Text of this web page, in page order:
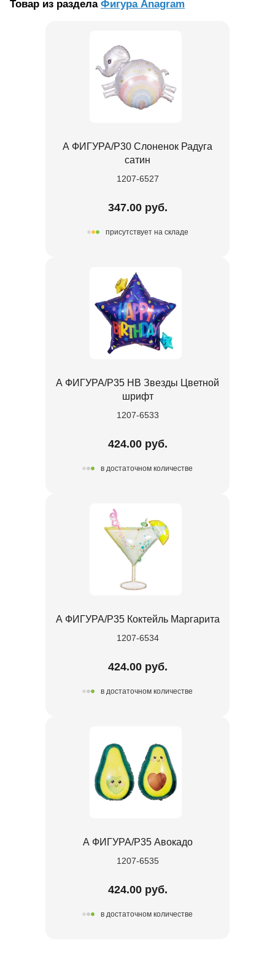
Товар из раздела Фигура Anagram
А ФИГУРА/P30 Слоненок Радуга
сатин
1207-6527
347.00 руб.
присутствует на складе
А ФИГУРА/P35 HB Звезды Цветной
шрифт
1207-6533
424.00 руб.
в достаточном количестве
А ФИГУРА/P35 Коктейль Маргарита
1207-6534
424.00 руб.
в достаточном количестве
А ФИГУРА/P35 Авокадо
1207-6535
424.00 руб.
в достаточном количестве